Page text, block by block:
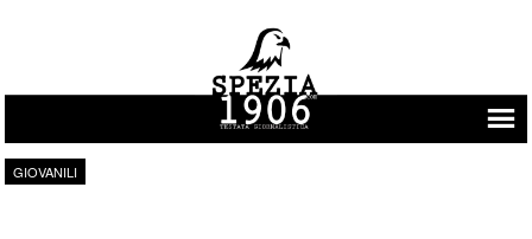
Vai al contenuto
GIOVANILI